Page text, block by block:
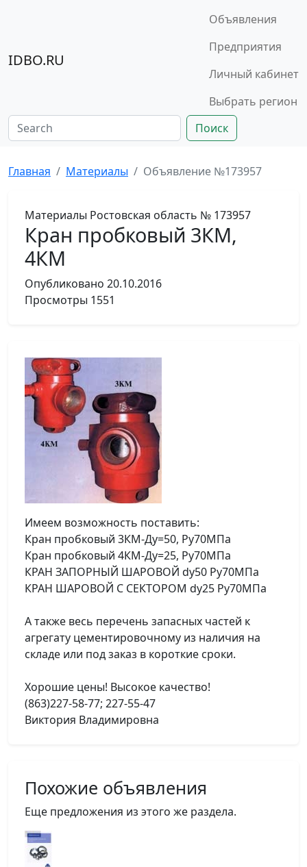
IDBO.RU
Объявления
Предприятия
Личный кабинет
Выбрать регион
Поиск
Главная Материалы Объявление №173957
Материалы Ростовская область № 173957
Кран пробковый 3КМ,
4КМ
Опубликовано 20.10.2016
Просмотры 1551
Имеем возможность поставить:
Кран пробковый 3КМ-Ду=50, Ру70МПа
Кран пробковый 4КМ-Ду=25, Ру70МПа
КРАН ЗАПОРНЫЙ ШАРОВОЙ dу50 Ру70МПа
КРАН ШАРОВОЙ С СЕКТОРОМ dу25 Ру70МПа
А также весь перечень запасных частей к
агрегату цементировочному из наличия на
складе или под заказ в короткие сроки.
Хорошие цены! Высокое качество!
(863)227-58-77; 227-55-47
Виктория Владимировна
Похожие объявления
Еще предложения из этого же раздела.